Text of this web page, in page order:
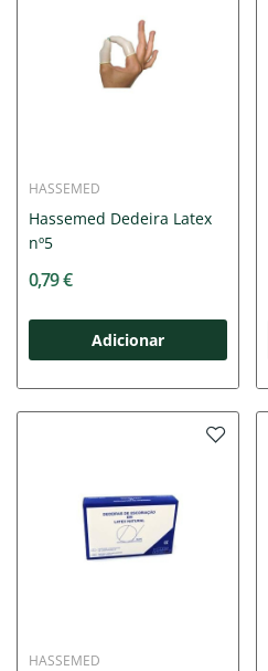
HASSEMED
Hassemed Dedeira Latex
nº5
0,79 €
Adicionar
HASSEMED